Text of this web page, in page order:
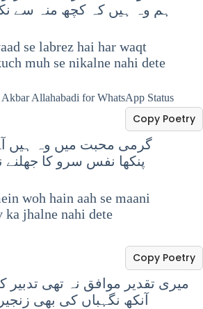
ہم وہ ہیں کہ کچھ منہ سے
se labrez hai har waqt
muh se nikalne nahi dete
گرمی محبت میں وہ ہیں
پنکھا نفس سرو کا جھلنے
Copy Poetry
woh hain aah se maani
ka jhalne nahi dete
میری تقدیر موافق نہ تھی
آنکھ نگہباں کی بھی
Copy Poetry